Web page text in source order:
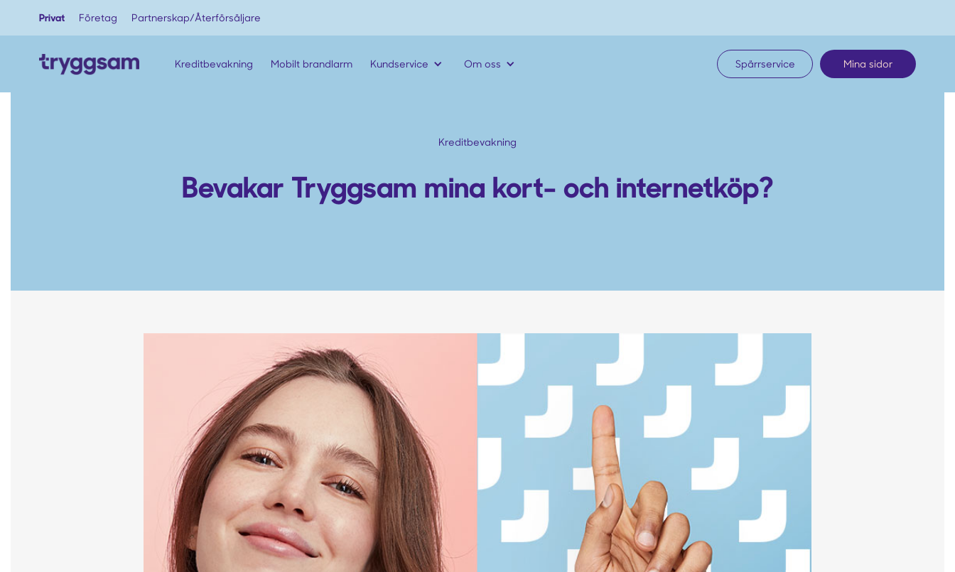
Privat Företag Partnerskap/Återförsäljare
Kreditbevakning Mobilt brandlarm Kundservice Om oss Spärrservice Mina sidor
Kreditbevakning
Bevakar Tryggsam mina kort- och internetköp?